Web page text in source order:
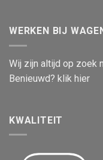
WERKEN BIJ
Wij zijn altijd op zoek
Benieuwd? klik hier
KWALITEIT